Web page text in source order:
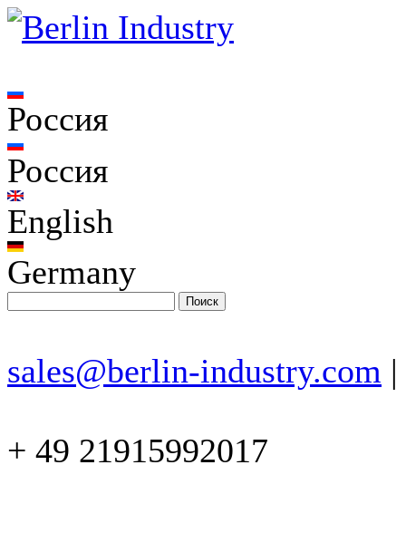
Россия
Россия
English
Germany
sales@berlin-industry.com |
+ 49 21915992017